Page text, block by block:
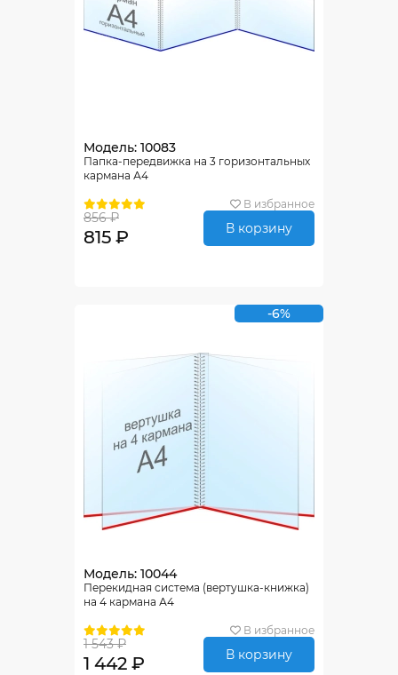
Модель: 10083
Папка-передвижка на 3 горизонтальных
кармана А4
В избранное
856 ₽
815 ₽ В корзину
-6%
Модель: 10044
Перекидная система (вертушка-книжка)
на 4 кармана А4
В избранное
1 543 ₽
1 442 ₽ В корзину